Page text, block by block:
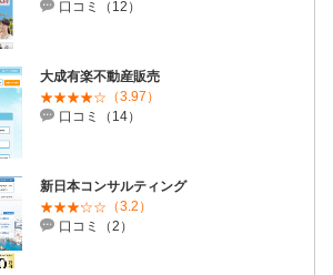
口コミ（12）
大成有楽不動産販売
（3.97）
口コミ（14）
新日本コンサルティング
（3.2）
口コミ（2）